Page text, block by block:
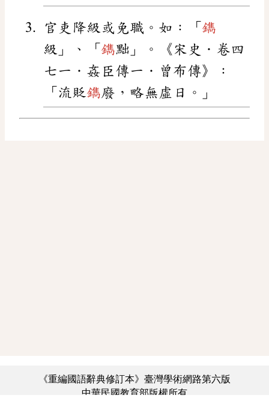
官吏降級或免職。如：「 鐫
級」、「 鐫黜」。《宋史．卷四
七一．姦臣傳一．曾布傳》：
「流貶鐫廢，略無虛日。」
《重編國語辭典修訂本》臺灣學術網路第六版
中華民國教育部版權所有